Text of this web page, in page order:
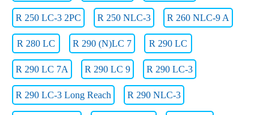
R 250 LC-3 2PC R 250 NLC-3 R 260 NLC-9 A
R 280 LC R 290 (N)LC 7 R 290 LC
R 290 LC 7A R 290 LC 9 R 290 LC-3
R 290 LC-3 Long Reach R 290 NLC-3